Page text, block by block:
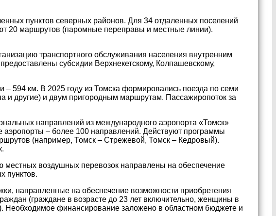
пунктов северных районов. Для 34 отдаленных поселений
20 маршрутов (паромные переправы и местные линии).
транспортного обслуживания населения внутренним
субсидии Верхнекетскому, Колпашевскому,
– 594 км. В 2025 году из Томска формировались поезда по семи
и другие) и двум пригородным маршрутам. Пассажиропоток за
направлений из международного аэропорта «Томск»
аэропорты – более 100 направлений. Действуют программы
(например, Томск – Стрежевой, Томск – Кедровый).
местных воздушных перевозок направлены на обеспечение
пунктов.
направленные на обеспечение возможности приобретения
(граждане в возрасте до 23 лет включительно, женщины в
Необходимое финансирование заложено в областном бюджете и